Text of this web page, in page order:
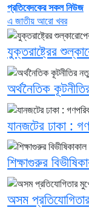
প্রতিবেদকের সকল নিউজ
এ জাতীয় আরো খবর
যুক্তরাষ্ট্রের
অর্থনৈতিক
যানজটের ঢাকা :
শিক্ষাগুরুর
অসম প্রতিযোগিতার